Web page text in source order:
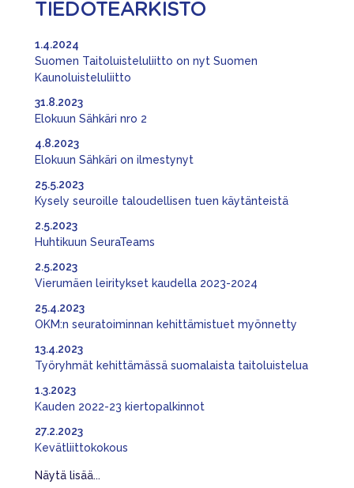
TIEDOTEARKISTO
Suomen Taitoluisteluliitto on nyt Suomen
Kaunoluisteluliitto
1.4.2024
Elokuun Sähkäri nro 2
31.8.2023
Elokuun Sähkäri on ilmestynyt
4.8.2023
Kysely seuroille taloudellisen tuen käytänteistä
25.5.2023
Huhtikuun SeuraTeams
2.5.2023
Vierumäen leiritykset kaudella 2023-2024
2.5.2023
OKM:n seuratoiminnan kehittämistuet myönnetty
25.4.2023
Työryhmät kehittämässä suomalaista taitoluistelua
13.4.2023
Kauden 2022-23 kiertopalkinnot
1.3.2023
Kevätliittokokous
27.2.2023
Näytä lisää...